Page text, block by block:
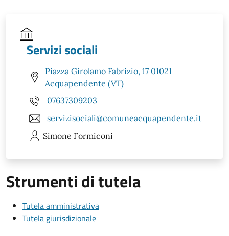
Servizi sociali
Piazza Girolamo Fabrizio, 17 01021
Acquapendente (VT)
07637309203
servizisociali@comuneacquapendente.it
Simone Formiconi
Strumenti di tutela
Tutela amministrativa
Tutela giurisdizionale